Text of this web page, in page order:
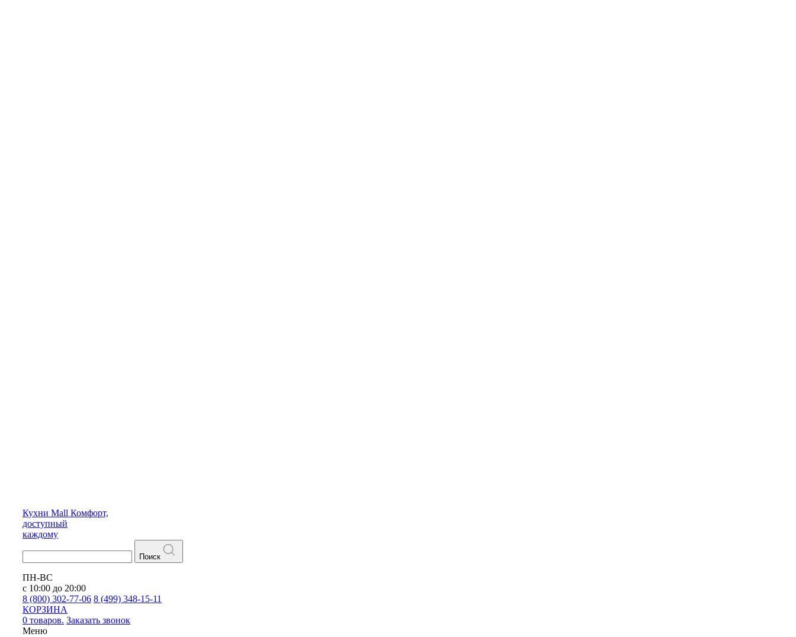
Кухни Mall Комфорт,
доступный
каждому
Поиск
ПН-ВС
с 10:00 до 20:00
8 (800) 302-77-06 8 (499) 348-15-11
КОРЗИНА
0 товаров. Заказать звонок
Меню